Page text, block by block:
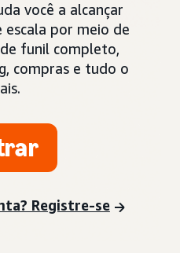
você a alcançar
escala por meio de
funil completo,
compras e tudo o
Registre-se